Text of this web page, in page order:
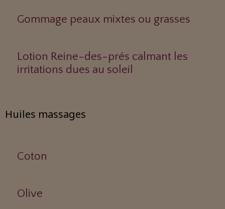
Gommage peaux mixtes ou grasses
Lotion Reine-des-prés calmant les
irritations dues au soleil
Huiles massages
Coton
Olive